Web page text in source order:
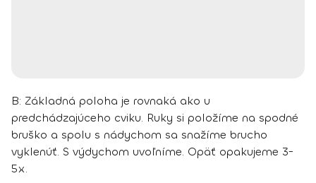
B: Základná poloha je rovnaká ako u
predchádzajúceho cviku. Ruky si položíme na spodné
bruško a spolu s nádychom sa snažíme brucho
vyklenúť. S výdychom uvoľníme. Opäť opakujeme 3-
5x.